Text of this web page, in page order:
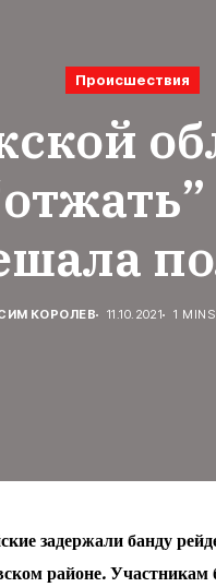
Происшествия
КОРОЛЕВ 11.10.2021 1
задержали банду
районе.